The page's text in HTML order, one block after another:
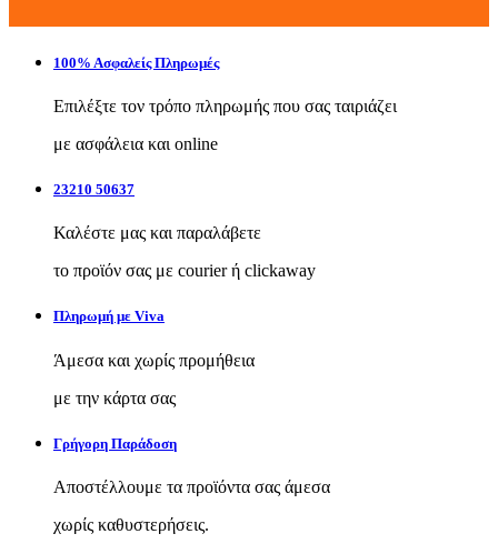
100% Ασφαλείς Πληρωμές
Επιλέξτε τον τρόπο πληρωμής που σας ταιριάζει
με ασφάλεια και online
23210 50637
Καλέστε μας και παραλάβετε
το προϊόν σας με courier ή clickaway
Πληρωμή με Viva
Άμεσα και χωρίς προμήθεια
με την κάρτα σας
Γρήγορη Παράδοση
Αποστέλλουμε τα προϊόντα σας άμεσα
χωρίς καθυστερήσεις.